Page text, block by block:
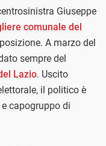
Giuseppe
comunale del
A marzo del
sempre del
Lazio. Uscito
il politico è
e capogruppo di